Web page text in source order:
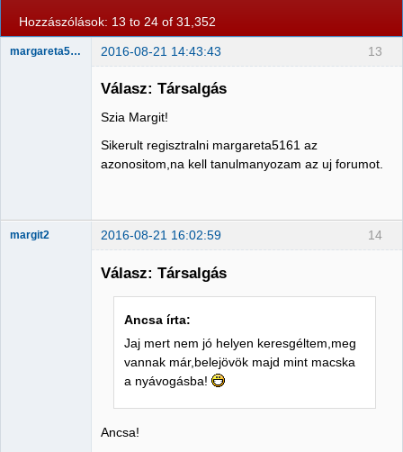
Hozzászólások: 13 to 24 of 31,352
13
margareta5161 2016-08-21 14:43:43
Válasz: Társalgás
Szia Margit!
Sikerult regisztralni margareta5161 az
azonositom,na kell tanulmanyozam az uj forumot.
14
margit2 2016-08-21 16:02:59
Válasz: Társalgás
Ancsa írta:
Jaj mert nem jó helyen keresgéltem,meg
vannak már,belejövök majd mint macska
a nyávogásba!
Ancsa!